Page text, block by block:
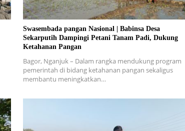
Swasembada pangan Nasional | Babinsa Desa
Sekarputih Dampingi Petani Tanam Padi, Dukung
Ketahanan Pangan
Bagor, Nganjuk – Dalam rangka mendukung program
pemerintah di bidang ketahanan pangan sekaligus
membantu meningkatkan…